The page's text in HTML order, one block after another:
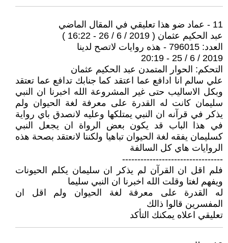
11 - عماد ضو هذا تعليقي في المقال الماضي
عبد الحكيم عثمان ( 2019 / 6 / 26 - 16:22 )
العدد: 796015 - هذه روايات لاتصح لدينا
2019 / 6 / 25 - 20:19
التحكم: الحوار المتمدن عبد الحكيم عثمان
علي سالم انا ادافع عما اعتقد كما جنابك تدافع عما تعتقد
وبكل الاساليب حتى غير المشروعة الله اخبرنا ان النبي
سليمان كانت له القدرة على معرفة لغة الحيوان ولم
يذكر في قرآنه ان النبي يمتلكها وعليه لانصدق باي رواية
في هذا الباب قد يكون بعض الرواة ان يجعل النبي
كسليمان يفقه لغة الحيوان تباهيا ولكننا لانعتقد بصحة هذه
الروايات هاي كل السالفة
---------------------------------
فلم اقل ان القرآن لم يذكر ان سليمان يكلم الحيونات
ويفهم لغتا وقلت الله اخبرنا ان النبي سليما
له القدرة على معرفة لغة الحيوان ولم اقل ان
المفسرين قالوا ذالك
تعليقي اعلاه يمكنك التأكد